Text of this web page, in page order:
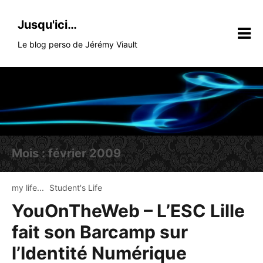
Jusqu'ici…
Le blog perso de Jérémy Viault
Mois :février 2009
my life... Student's Life
YouOnTheWeb – L’ESC Lille
fait son Barcamp sur
l’Identité Numérique